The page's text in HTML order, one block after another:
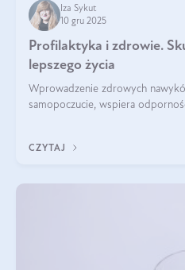
Iza Sykut
10 gru 2025
Profilaktyka i zdrowie.
lepszego życia
Wprowadzenie zdrowych
samopoczucie, wspiera
CZYTAJ